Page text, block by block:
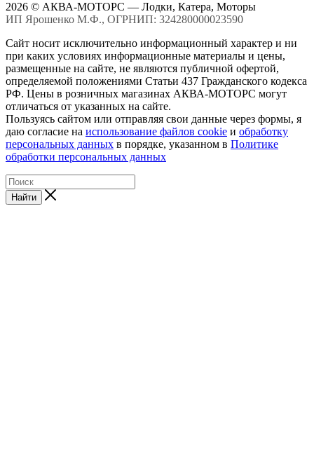
2026 © АКВА-МОТОРС — Лодки, Катера, Моторы
ИП Ярошенко М.Ф., ОГРНИП: 324280000023590
Сайт носит исключительно информационный характер и ни
при каких условиях информационные материалы и цены,
размещенные на сайте, не являются публичной офертой,
определяемой положениями Статьи 437 Гражданского кодекса
РФ. Цены в розничных магазинах АКВА-МОТОРС могут
отличаться от указанных на сайте.
Пользуясь сайтом или отправляя свои данные через формы, я
даю согласие на использование файлов cookie и обработку
персональных данных в порядке, указанном в Политике
обработки персональных данных
Найти